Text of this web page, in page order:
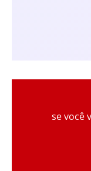
se você